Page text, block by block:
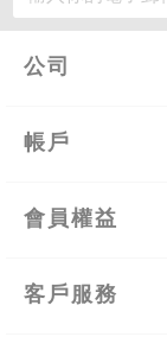
公司
帳戶
會員權益
客戶服務